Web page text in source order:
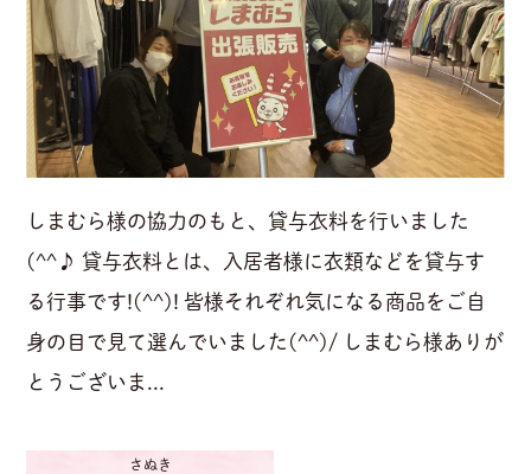
しまむら様の協力のもと、貸与衣料を行いました
(^^♪ 貸与衣料とは、入居者様に衣類などを貸与す
る行事です!(^^)! 皆様それぞれ気になる商品をご自
身の目で見て選んでいました(^^)/ しまむら様ありが
とうございま...
さぬき